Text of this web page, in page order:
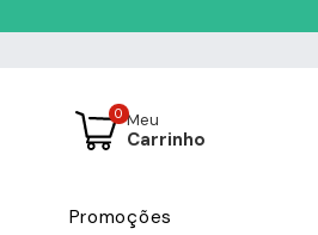
Meu
Carrinho
0
Promoções